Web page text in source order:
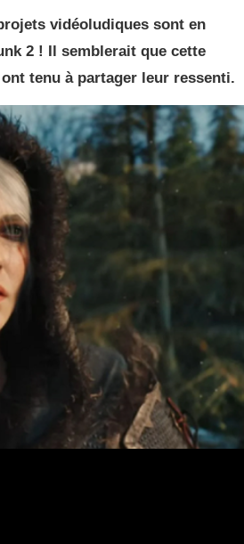
vidéoludiques sont en
2 ! Il semblerait que cette
tenu à partager leur ressenti.